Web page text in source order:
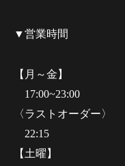
▼営業時間
【月～金】
17:00~23:00
〈ラストオーダー〉
22:15
【土曜】